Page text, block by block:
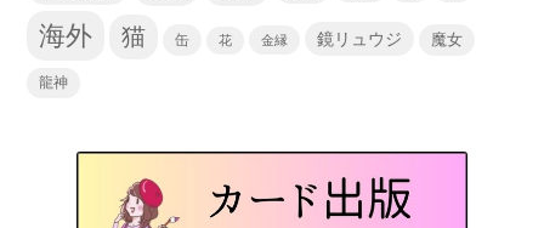
海外 猫 缶 花 金縁 鏡リュウジ 魔女
龍神